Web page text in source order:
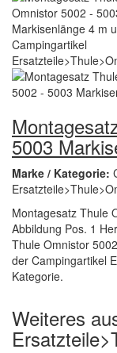
5003
Marke / Kategorie:
Montagesatz Thule
Abbildung Pos. 1
Thule Omnistor
der Campingartikel
Kategorie.
Weiteres